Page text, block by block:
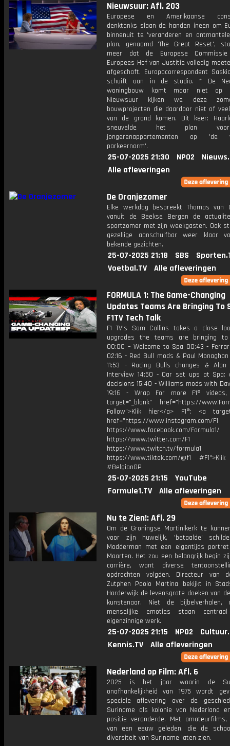
Nieuwsuur: Afl. 203
Europese en Amerikaanse
denktanks slaan de handen ineen om
binnenuit te 'veranderen en
plan, genaamd 'The Great Reset',
meer dat de Europese
Europees Hof van Justitie volledig
afgeschaft. Europacorrespondent
schuift aan in de studio. * De
woningbouw komt maar niet op
Nieuwsuur kijken we deze
bouwprojecten die daardoor niet of
van de grond komen. Dit keer:
sneuvelde het plan
jongerenappartementen op 'de
parkeernorm'.
25-07-2025 21:30 NPO2
Alle afleveringen
De Oranjezomer
Elke werkdag bespreekt Thomas van
vanuit de Beekse Bergen de
sportzomer met zijn weekgasten. Ook
gezellige aanschuifbar weer klaar
bekende gezichten.
25-07-2025 21:18 SBS
Voetbal.TV
Alle afleveringen
FORMULA 1: The Game-Changing
Updates Teams Are Bringing To
F1TV Tech Talk
F1 TV's Sam Collins takes a close
upgrades the teams are bringing to
00:00 – Welcome to Spa 00:43 -
02:16 - Red Bull mods & Paul
11:53 - Racing Bulls changes & Alan
Interview 14:50 - Car set ups at Spa:
decisions 15:40 - Williams mods with
19:16 - Wrap For more F1®
target="_blank" href="https://
Follow">Klik hier</a> F1®: <a
href="https://www.instagram.com/F1
https://www.facebook.com/Formula1/
https://www.twitter.com/F1
https://www.twitch.tv/formula1
https://www.tiktok.com/@f1
#BelgianGP
25-07-2025 21:15
YouTube
Formule1.TV
Alle afleveringen
Nu te Zien!: Afl. 29
Om de Groningse Martinikerk te
voor zijn huwelijk, 'betaalde'
Modderman met een eigentijds
Maarten. Het zou een belangrijk begin
carrière, want diverse
opdrachten volgden. Directeur van
Zutphen Paolo Martina bekijkt in
Harderwijk de levensgrote doeken van
kunstenaar. Niet de bijbelverhalen,
menselijke emoties staan
eigenzinnige werk.
25-07-2025 21:15 NPO2
Kennis.TV
Alle afleveringen
Nederland op Film: Afl. 6
2025 is het jaar waarin de
onafhankelijkheid van 1975 wordt
speciale aflevering over de
Suriname als kolonie van Nederland
positie veranderde. Met amateurfilms,
van een eeuw geleden, die de
diversiteit van Suriname laten zien.